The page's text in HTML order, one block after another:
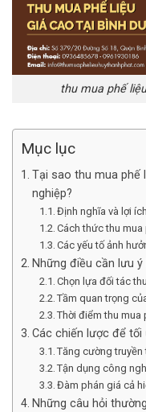
thu mua phế
Mục lục
Tại sao thu mua phế
nghiệp?
Định nghĩa và lợi
Cách thức thu mua
Các yếu tố ảnh
Những điều cần lưu
Chọn lựa đối tác
Tầm quan trọng
Thời điểm thu mua
Các chiến lược để tối
Tăng cường
Tận dụng công
Đàm phán giá cả
Những câu hỏi